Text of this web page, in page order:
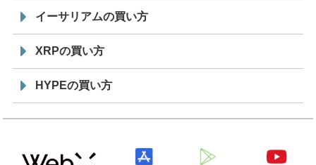
イーサリアムの買い方
XRPの買い方
HYPEの買い方